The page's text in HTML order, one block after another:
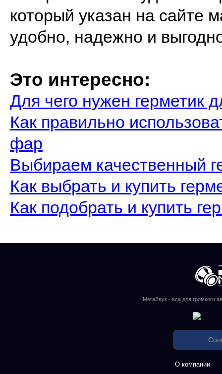
который указан на сайте
удобно, надежно и
Это интересно:
Для чего нужен герметик
Как правильно
фар
Выбираем качественный
Как выбрать и купить
Как подобрать и купить
МегаЗвук - все для громкого
О компании